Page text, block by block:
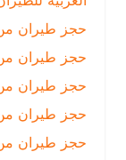
حجز طيران من
حجز طيران من
حجز طيران من
حجز طيران من
حجز طيران من